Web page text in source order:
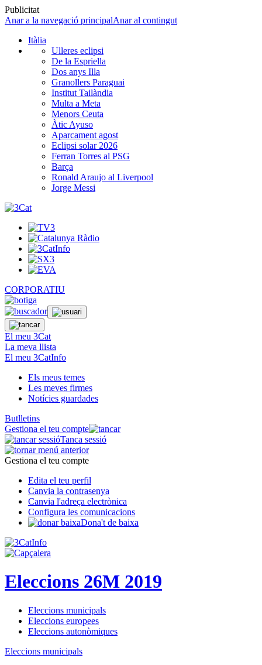
Publicitat
Anar a la navegació principalAnar al contingut
Itàlia
Ulleres eclipsi
De la Espriella
Dos anys Illa
Granollers Paraguai
Institut Tailàndia
Multa a Meta
Menors Ceuta
Àtic Ayuso
Aparcament agost
Eclipsi solar 2026
Ferran Torres al PSG
Barça
Ronald Araujo al Liverpool
Jorge Messi
CORPORATIU
El meu 3Cat
La meva llista
El meu 3CatInfo
Els meus temes
Les meves firmes
Notícies guardades
Butlletins
Gestiona el teu compte
Tanca sessió
Gestiona el teu compte
Edita el teu perfil
Canvia la contrasenya
Canvia l'adreça electrònica
Configura les comunicacions
Dona't de baixa
Eleccions 26M 2019
Eleccions municipals
Eleccions europees
Eleccions autonòmiques
Eleccions municipals